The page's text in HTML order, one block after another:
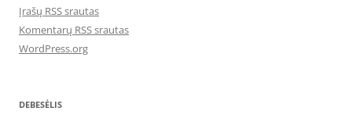
Įrašų RSS srautas
Komentarų RSS srautas
WordPress.org
DEBESĖLIS